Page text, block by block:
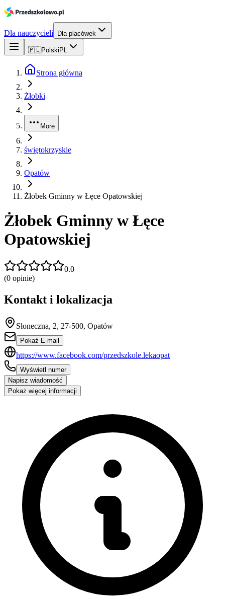
Dla nauczycieli Dla placówek
🇵🇱Polski PL
Strona główna
Żłobki
More
świętokrzyskie
Opatów
Żłobek Gminny w Łęce Opatowskiej
Żłobek Gminny w Łęce
Opatowskiej
0.0
(0 opinie)
Kontakt i lokalizacja
Słoneczna, 2, 27-500, Opatów
Pokaż E-mail
https://www.facebook.com/przedszkole.lekaopat
Wyświetl numer
Napisz wiadomość
Pokaż więcej informacji